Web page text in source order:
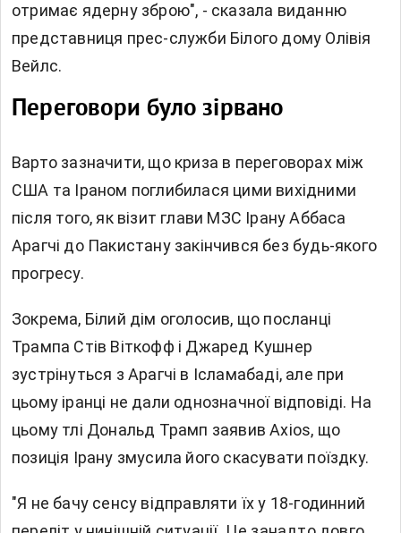
отримає ядерну зброю", - сказала виданню
представниця прес-служби Білого дому Олівія
Вейлс.
Переговори було зірвано
Варто зазначити, що криза в переговорах між
США та Іраном поглибилася цими вихідними
після того, як візит глави МЗС Ірану Аббаса
Арагчі до Пакистану закінчився без будь-якого
прогресу.
Зокрема, Білий дім оголосив, що посланці
Трампа Стів Віткофф і Джаред Кушнер
зустрінуться з Арагчі в Ісламабаді, але при
цьому іранці не дали однозначної відповіді. На
цьому тлі Дональд Трамп заявив Axios, що
позиція Ірану змусила його скасувати поїздку.
"Я не бачу сенсу відправляти їх у 18-годинний